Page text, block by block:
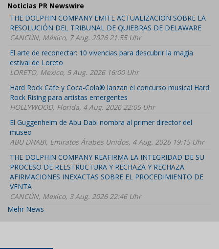
Noticias PR Newswire
THE DOLPHIN COMPANY EMITE ACTUALIZACION SOBRE LA
RESOLUCIÓN DEL TRIBUNAL DE QUIEBRAS DE DELAWARE
CANCÚN, México, 7 Aug. 2026 21:55 Uhr
El arte de reconectar: 10 vivencias para descubrir la magia
estival de Loreto
LORETO, Mexico, 5 Aug. 2026 16:00 Uhr
Hard Rock Cafe y Coca-Cola® lanzan el concurso musical Hard
Rock Rising para artistas emergentes
HOLLYWOOD, Florida, 4 Aug. 2026 22:05 Uhr
El Guggenheim de Abu Dabi nombra al primer director del
museo
ABU DHABI, Emiratos Árabes Unidos, 4 Aug. 2026 19:15 Uhr
THE DOLPHIN COMPANY REAFIRMA LA INTEGRIDAD DE SU
PROCESO DE REESTRUCTURA Y RECHAZA Y RECHAZA
AFIRMACIONES INEXACTAS SOBRE EL PROCEDIMIENTO DE
VENTA
CANCÚN, Mexico, 3 Aug. 2026 22:46 Uhr
Mehr News